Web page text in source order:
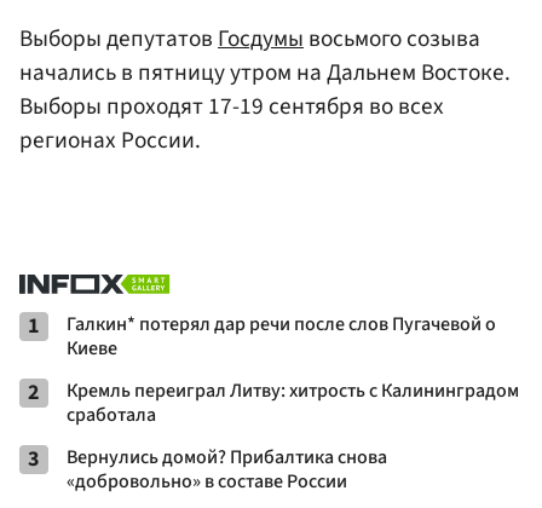
Выборы депутатовГосдумывосьмого созыва
начались в пятницу утром на Дальнем Востоке.
Выборы проходят 17-19 сентября во всех
регионах России.
1
Галкин* потерял дар речи после слов Пугачевой о
Киеве
2
Кремль переиграл Литву: хитрость с Калининградом
сработала
3
Вернулись домой? Прибалтика снова
«добровольно» в составе России